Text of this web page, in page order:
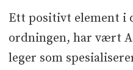
Ett positivt element i
ordningen, har vært
leger som